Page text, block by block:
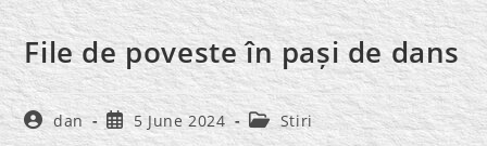
File de poveste în pași de dans
Post
author:
dan
Post
published:
5 June 2024
Post
category:
Stiri